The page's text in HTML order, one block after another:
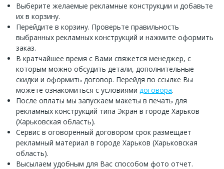
Выберите желаемые рекламные конструкции и добавьте
их в корзину.
Перейдите в корзину. Проверьте правильность
выбранных рекламных конструкций и нажмите оформить
заказ.
В кратчайшее время с Вами свяжется менеджер, с
которым можно обсудить детали, дополнительные
скидки и оформить договор. Перейдя по ссылке Вы
можете ознакомиться с условиями договора.
После оплаты мы запускаем макеты в печать для
рекламных конструкций типа Экран в городе Харьков
(Харьковская область).
Сервис в оговоренный договором срок размещает
рекламный материал в городе Харьков (Харьковская
область).
Высылаем удобным для Вас способом фото отчет.